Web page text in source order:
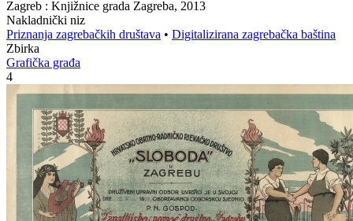
Zagreb : Knjižnice grada Zagreba, 2013
Nakladnički niz
Priznanja zagrebačkih društava • Digitalizirana zagrebačka baština
Zbirka
Grafička građa
4